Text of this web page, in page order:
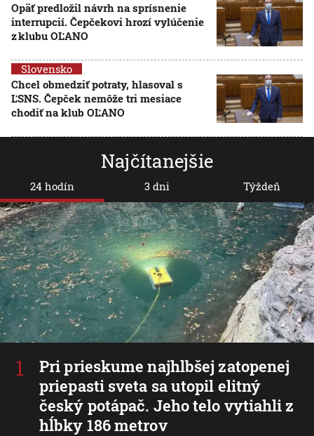
Opäť predložil návrh na sprísnenie
interrupcií. Čepčekovi hrozí vylúčenie
z klubu OĽANO
Slovensko
Chcel obmedziť potraty, hlasoval s
ĽSNS. Čepček nemôže tri mesiace
chodiť na klub OĽANO
Najčítanejšie
24 hodín
Pri prieskume najhlbšej zatopenej
priepasti sveta sa utopil elitný
český potápač. Jeho telo vytiahli z
hĺbky 186 metrov
3 dni Týždeň